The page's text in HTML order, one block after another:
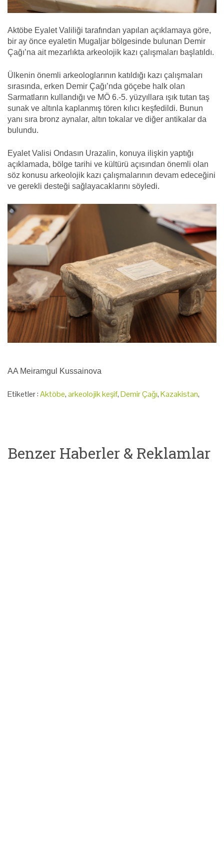
Aktöbe Eyalet Valiliği tarafından yapılan açıklamaya göre,
bir ay önce eyaletin Mugaljar bölgesinde bulunan Demir
Çağı’na ait mezarlıkta arkeolojik kazı çalışmaları başlatıldı.
Ülkenin önemli arkeologlarının katıldığı kazı çalışmaları
sırasında, erken Demir Çağı’nda göçebe halk olan
Sarmatların kullandığı ve MÖ 6.-5. yüzyıllara ışık tutan taş
sunak ve altınla kaplanmış tören kılıcı keşfedildi. Bunun
yanı sıra bronz aynalar, altın tokalar ve diğer antikalar da
bulundu.
Eyalet Valisi Ondasın Urazalin, konuya ilişkin yaptığı
açıklamada, bölge tarihi ve kültürü açısından önemli olan
söz konusu arkeolojik kazı çalışmalarının devam edeceğini
ve gerekli desteği sağlayacaklarını söyledi.
AA Meiramgul Kussainova
Etiketler :Aktöbe,arkeolojik keşif,Demir Çağı,Kazakistan,
Benzer Haberler & Reklamlar